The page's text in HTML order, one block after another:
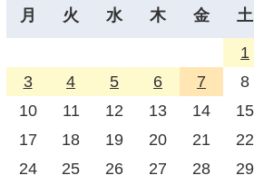
月 火 水 木 金 土
1
3
4 5 6 7 8
10
11 12 13 14 15
17
18 19 20 21 22
24
25 26 27 28 29